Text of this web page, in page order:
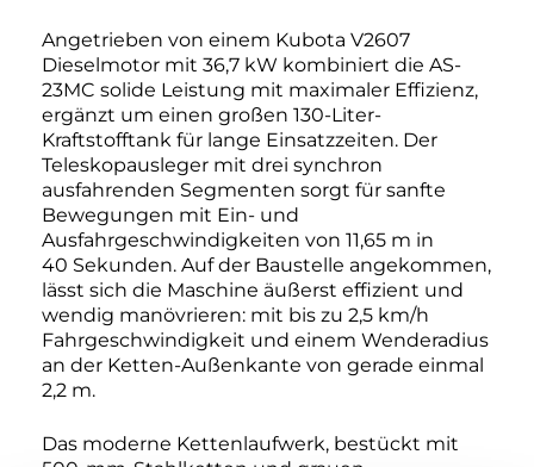
Angetrieben von einem Kubota V2607
Dieselmotor mit 36,7 kW kombiniert die AS-
23MC solide Leistung mit maximaler Effizienz,
ergänzt um einen großen 130-Liter-
Kraftstofftank für lange Einsatzzeiten. Der
Teleskopausleger mit drei synchron
ausfahrenden Segmenten sorgt für sanfte
Bewegungen mit Ein- und
Ausfahrgeschwindigkeiten von 11,65 m in
40 Sekunden. Auf der Baustelle angekommen,
lässt sich die Maschine äußerst effizient und
wendig manövrieren: mit bis zu 2,5 km/h
Fahrgeschwindigkeit und einem Wenderadius
an der Ketten-Außenkante von gerade einmal
2,2 m.
Das moderne Kettenlaufwerk, bestückt mit